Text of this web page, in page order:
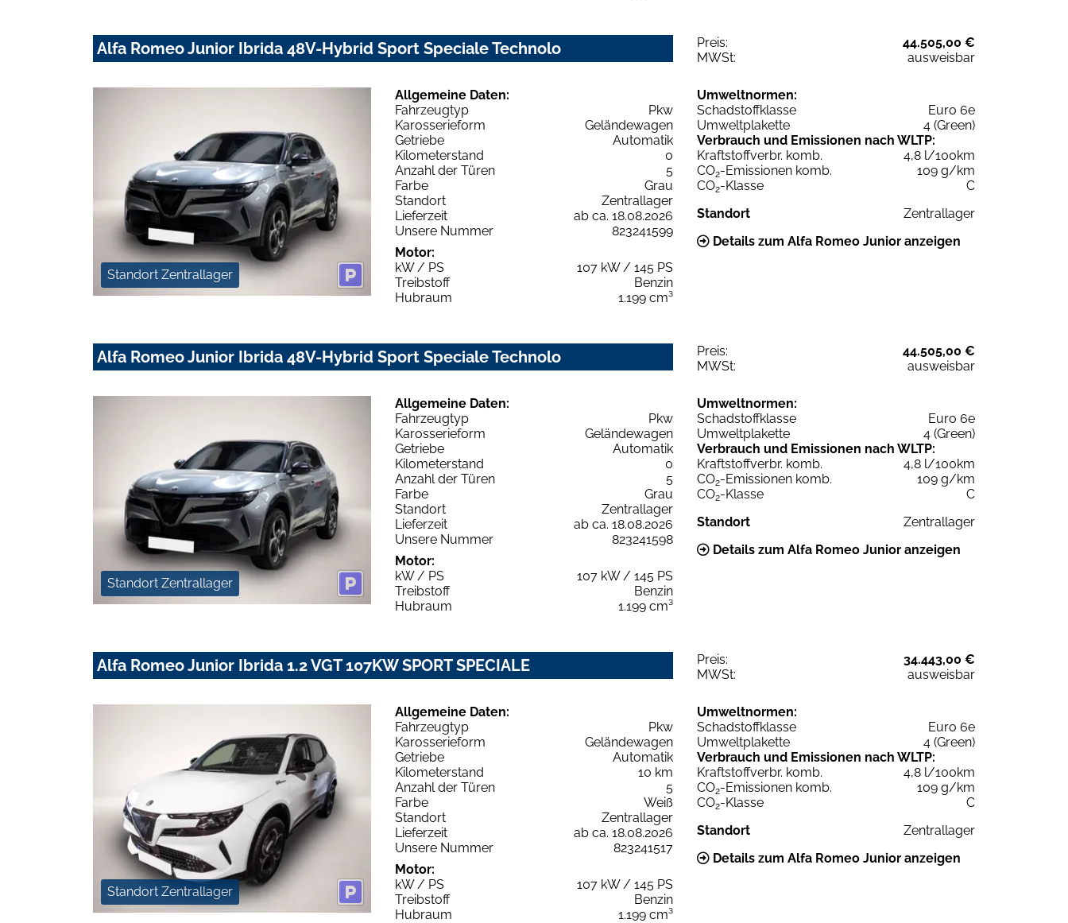
Alfa Romeo Junior Ibrida 48V-Hybrid Sport Speciale Technolo Preis:
44.505,00 €
MWSt:
ausweisbar
Standort Zentrallager
Allgemeine Daten:
Fahrzeugtyp
Pkw
Karosserieform
Geländewagen
Getriebe
Automatik
Kilometerstand
0
Anzahl der Türen
5
Farbe
Grau
Standort
Zentrallager
Lieferzeit
ab ca. 18.08.2026
Unsere Nummer
823241599
Motor:
kW / PS
107 kW / 145 PS
Treibstoff
Benzin
Hubraum
1.199 cm³
Umweltnormen:
Schadstoffklasse
Euro 6e
Umweltplakette
4 (Green)
Verbrauch und Emissionen nach WLTP:
Kraftstoffverbr. komb.
4,8 l/100km
CO2-Emissionen komb.
109 g/km
CO2-Klasse
C
Standort
Zentrallager
Details zum Alfa Romeo Junior anzeigen
Alfa Romeo Junior Ibrida 48V-Hybrid Sport Speciale Technolo Preis:
44.505,00 €
MWSt:
ausweisbar
Standort Zentrallager
Allgemeine Daten:
Fahrzeugtyp
Pkw
Karosserieform
Geländewagen
Getriebe
Automatik
Kilometerstand
0
Anzahl der Türen
5
Farbe
Grau
Standort
Zentrallager
Lieferzeit
ab ca. 18.08.2026
Unsere Nummer
823241598
Motor:
kW / PS
107 kW / 145 PS
Treibstoff
Benzin
Hubraum
1.199 cm³
Umweltnormen:
Schadstoffklasse
Euro 6e
Umweltplakette
4 (Green)
Verbrauch und Emissionen nach WLTP:
Kraftstoffverbr. komb.
4,8 l/100km
CO2-Emissionen komb.
109 g/km
CO2-Klasse
C
Standort
Zentrallager
Details zum Alfa Romeo Junior anzeigen
Alfa Romeo Junior Ibrida 1.2 VGT 107KW SPORT SPECIALE Preis:
34.443,00 €
MWSt:
ausweisbar
Standort Zentrallager
Allgemeine Daten:
Fahrzeugtyp
Pkw
Karosserieform
Geländewagen
Getriebe
Automatik
Kilometerstand
10 km
Anzahl der Türen
5
Farbe
Weiß
Standort
Zentrallager
Lieferzeit
ab ca. 18.08.2026
Unsere Nummer
823241517
Motor:
kW / PS
107 kW / 145 PS
Treibstoff
Benzin
Hubraum
1.199 cm³
Umweltnormen:
Schadstoffklasse
Euro 6e
Umweltplakette
4 (Green)
Verbrauch und Emissionen nach WLTP:
Kraftstoffverbr. komb.
4,8 l/100km
CO2-Emissionen komb.
109 g/km
CO2-Klasse
C
Standort
Zentrallager
Details zum Alfa Romeo Junior anzeigen